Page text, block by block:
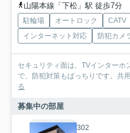
山陽本線「下松」駅 徒歩7分
駐輪場 オートロック CATV
インターネット対応
防犯カメ
セキュリティ面は、TVインター
で、防犯対策もばっちりです。共
る
募集中の部屋
302